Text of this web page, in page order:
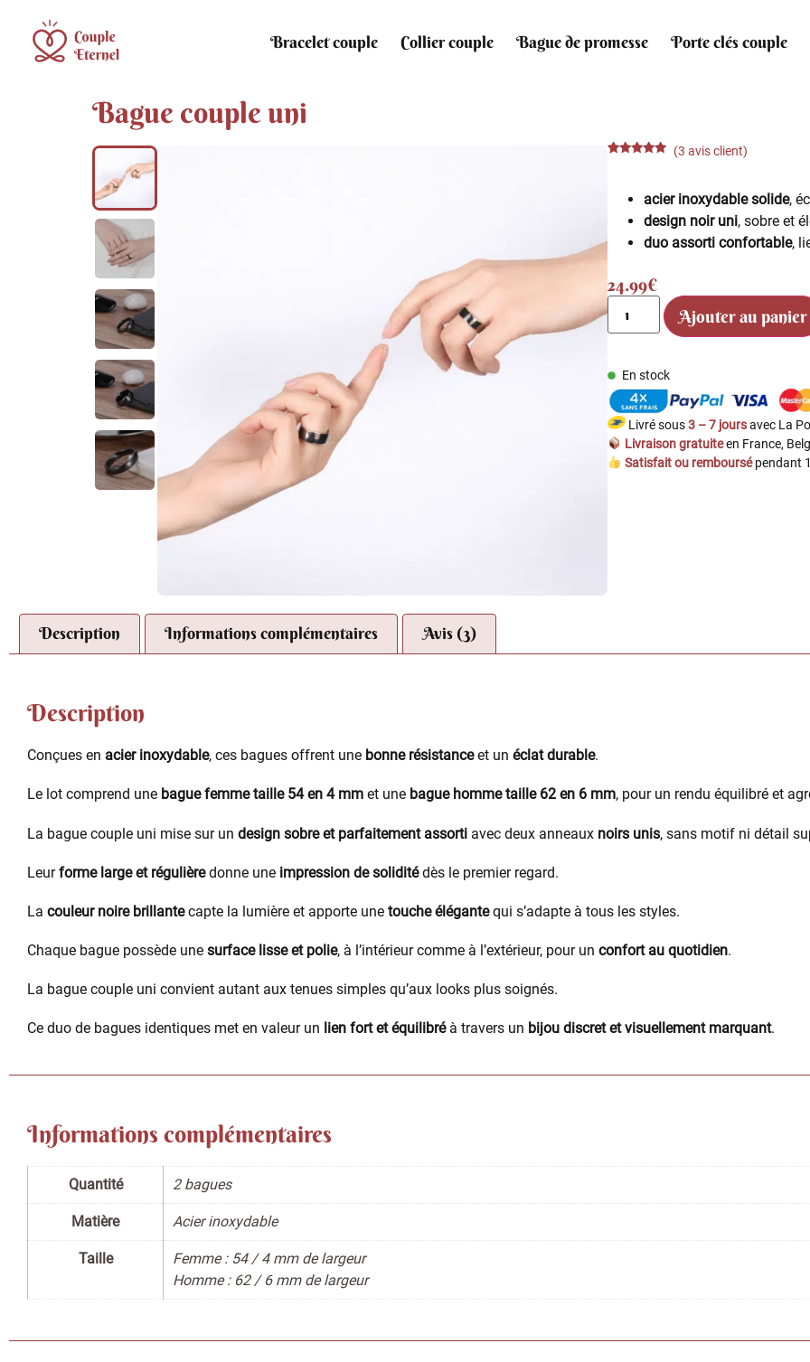
Bracelet couple Collier couple Bague de promesse Porte clés couple
Bague couple uni
notations
(3 avis client)
acier inoxydable solide,
design noir uni, sobre et
duo assorti confortable,
24.99€
Ajouter au panier
En stock
Livré sous3 – 7 joursavec La
Livraison gratuiteen France,
Satisfait ou remboursépendant
Description Informations complémentaires Avis (3)
Description
Conçues en acier inoxydable, ces bagues offrent une bonne résistanceet un éclat durable.
Le lot comprend une bague femme taille 54 en 4 mm et une bague homme taille 62 en 6 mm, pour un rendu équilibré et
La bague couple uni mise sur un design sobre et parfaitement assorti avec deux anneaux noirs unis, sans motif ni détail
Leurforme large et régulièredonne une impression de soliditédès le premier regard.
La couleur noire brillantecapte la lumière et apporte une touche élégantequi s’adapte à tous les styles.
Chaque bague possède une surface lisse et polie, à l’intérieur comme à l’extérieur, pour un confort au quotidien.
La bague couple uni convient autant aux tenues simples qu’aux looks plus soignés.
Ce duo de bagues identiques met en valeur un lien fort et équilibréà travers un bijou discret et visuellement marquant.
Informations complémentaires
Quantité 2 bagues
Matière Acier inoxydable
Taille
Femme : 54 / 4 mm de largeur
Homme : 62 / 6 mm de largeur